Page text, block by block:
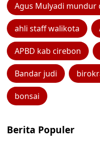
Agus Mulyadi mundur
ahli staff walikota
APBD kab cirebon
Bandar judi
bonsai
Berita Populer